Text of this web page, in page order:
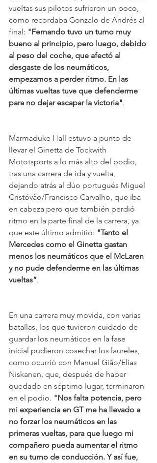
vueltas sus pilotos sufrieron un poco,
como recordaba Gonzalo de Andrés al
final: "Fernando tuvo un turno muy
bueno al principio, pero luego, debido
al peso del coche, que afectó al
desgaste de los neumáticos,
empezamos a perder ritmo. En las
últimas vueltas tuve que defenderme
para no dejar escapar la victoria".
Marmaduke Hall estuvo a punto de
llevar el Ginetta de Tockwith
Mototsports a lo más alto del podio,
tras una carrera de ida y vuelta,
dejando atrás al dúo portugués Miguel
Cristóvão/Francisco Carvalho, que iba
en cabeza pero que también perdió
ritmo en la parte final de la carrera, ya
que este último admitió: "Tanto el
Mercedes como el Ginetta gastan
menos los neumáticos que el McLaren
y no pude defenderme en las últimas
vueltas”.
En una carrera muy movida, con varias
batallas, los que tuvieron cuidado de
guardar los neumáticos en la fase
inicial pudieron cosechar los laureles,
como ocurrió con Manuel Gião/Elias
Niskanen, que, después de haber
quedado en séptimo lugar, terminaron
en el podio. "Nos falta potencia, pero
mi experiencia en GT me ha llevado a
no forzar los neumáticos en las
primeras vueltas, para que luego mi
compañero pueda aumentar el ritmo
en su turno de conducción. Y así fue,